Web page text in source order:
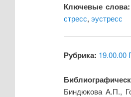
Ключевые слова:
стресс, эустресс
Рубрика:
Биндюкова А.П.,